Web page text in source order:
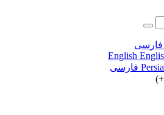
فارسی
فارسی